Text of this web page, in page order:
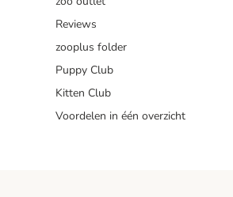
Reviews
zooplus folder
Puppy Club
Kitten Club
Voordelen in één overzicht